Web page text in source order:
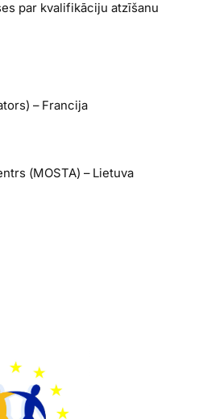
par kvalifikāciju atzīšanu
– Francija
(MOSTA) – Lietuva